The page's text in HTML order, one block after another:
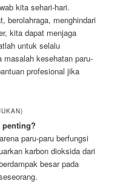
kita sehari-hari.
berolahraga, menghindari
kita dapat menjaga
untuk selalu
masalah kesehatan paru-
profesional jika
penting?
paru-paru berfungsi
karbon dioksida dari
besar pada